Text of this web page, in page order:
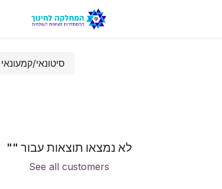
סיטונאי/קמעונאי
לא נמצאו תוצאות עבור ""
See all customers